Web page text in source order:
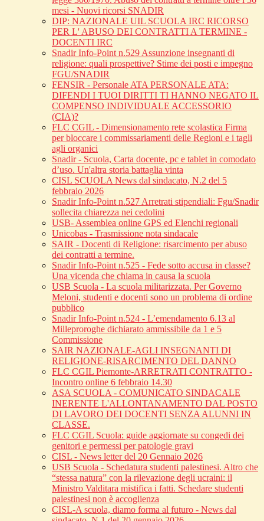
mesi - Nuovi ricorsi SNADIR
DIP: NAZIONALE UIL SCUOLA IRC RICORSO
PER L' ABUSO DEI CONTRATTI A TERMINE -
DOCENTI IRC
Snadir Info-Point n.529 Assunzione insegnanti di
religione: quali prospettive? Stime dei posti e impegno
FGU/SNADIR
FENSIR - Personale ATA PERSONALE ATA:
DIFENDI I TUOI DIRITTI TI HANNO NEGATO IL
COMPENSO INDIVIDUALE ACCESSORIO
(CIA)?
FLC CGIL - Dimensionamento rete scolastica Firma
per bloccare i commissariamenti delle Regioni e i tagli
agli organici
Snadir - Scuola, Carta docente, pc e tablet in comodato
d’uso. Un'altra storia battaglia vinta
CISL SCUOLA News dal sindacato, N.2 del 5
febbraio 2026
Snadir Info-Point n.527 Arretrati stipendiali: Fgu/Snadir
sollecita chiarezza nei cedolini
USB- Assemblea online GPS ed Elenchi regionali
Unicobas - Trasmissione nota sindacale
SAIR - Docenti di Religione: risarcimento per abuso
dei contratti a termine.
Snadir Info-Point n.525 - Fede sotto accusa in classe?
Una vicenda che chiama in causa la scuola
USB Scuola - La scuola militarizzata. Per Governo
Meloni, studenti e docenti sono un problema di ordine
pubblico
Snadir Info-Point n.524 - L’emendamento 6.13 al
Milleproroghe dichiarato ammissibile da 1 e 5
Commissione
SAIR NAZIONALE-AGLI INSEGNANTI DI
RELIGIONE-RISARCIMENTO DEL DANNO
FLC CGIL Piemonte-ARRETRATI CONTRATTO -
Incontro online 6 febbraio 14.30
ASA SCUOLA - COMUNICATO SINDACALE
INERENTE L'ALLONTANAMENTO DAL POSTO
DI LAVORO DEI DOCENTI SENZA ALUNNI IN
CLASSE.
FLC CGIL Scuola: guide aggiornate su congedi dei
genitori e permessi per patologie gravi
CISL - News letter del 20 Gennaio 2026
USB Scuola - Schedatura studenti palestinesi. Altro che
“stessa natura” con la rilevazione degli ucraini: il
Ministro Valditara mistifica i fatti. Schedare studenti
palestinesi non è accoglienza
CISL-A scuola, diamo forma al futuro - News dal